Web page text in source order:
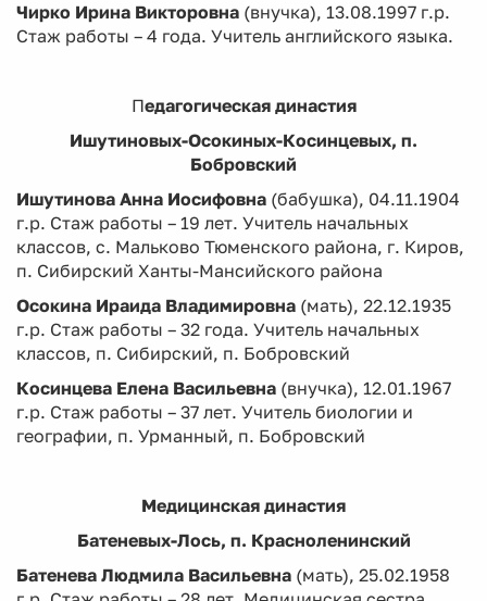
Чирко Ирина Викторовна (внучка), 13.08.1997 г.р.
Стаж работы – 4 года. Учитель английского языка.
Педагогическая династия
Ишутиновых-Осокиных-Косинцевых, п.
Бобровский
Ишутинова Анна Иосифовна (бабушка), 04.11.1904
г.р. Стаж работы – 19 лет. Учитель начальных
классов, с. Мальково Тюменского района, г. Киров,
п. Сибирский Ханты-Мансийского района
Осокина Ираида Владимировна (мать), 22.12.1935
г.р. Стаж работы – 32 года. Учитель начальных
классов, п. Сибирский, п. Бобровский
Косинцева Елена Васильевна (внучка), 12.01.1967
г.р. Стаж работы – 37 лет. Учитель биологии и
географии, п. Урманный, п. Бобровский
Медицинская династия
Батеневых-Лось, п. Красноленинский
Батенева Людмила Васильевна (мать), 25.02.1958